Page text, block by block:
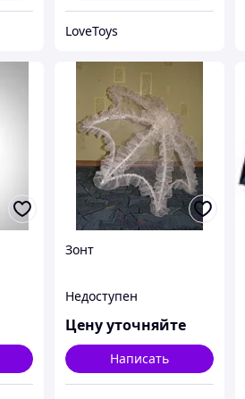
LoveToys
Зонт
Недоступен
Цену уточняйте
Написать